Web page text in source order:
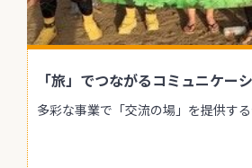
「旅」でつながるコミュニケー
多彩な事業で「交流の場」を提供す